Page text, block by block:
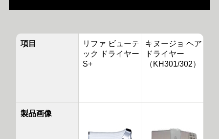
項目
リファ ビューテ
ック ドライヤー
S+
キヌージョ ヘア
ドライヤー
（KH301/302）
製品画像